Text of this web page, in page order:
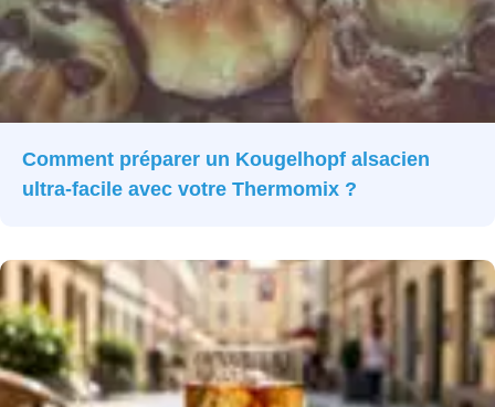
Comment préparer un Kougelhopf alsacien
ultra-facile avec votre Thermomix ?